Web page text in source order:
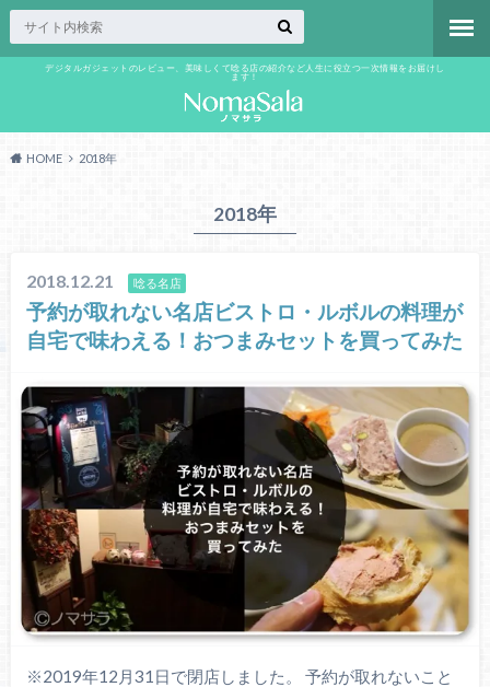
デジタルガジェットのレビュー、美味しくて唸る店の紹介など人生に役立つ一次情報をお届けし
ます！
HOME 2018年
2018年
2018.12.21 唸る名店
予約が取れない名店ビストロ・ルボルの料理が
自宅で味わえる！おつまみセットを買ってみた
※2019年12月31日で閉店しました。 予約が取れないこと